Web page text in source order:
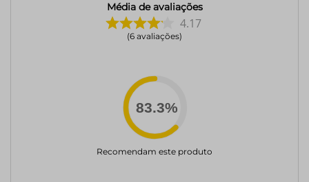
Média de avaliações
4.17
6 avaliações
83.3%
Recomendam este produto